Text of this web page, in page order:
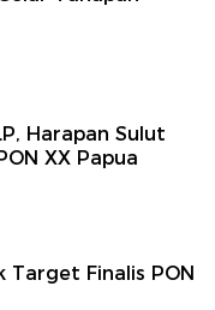
Harapan Sulut
XX Papua
Target Finalis PON